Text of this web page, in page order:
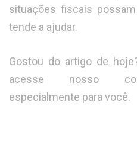
situações fiscais
tende a ajudar.
Gostou do artigo de
acesse nosso
especialmente para você.